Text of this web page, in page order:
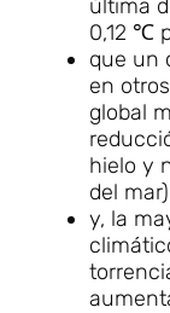
última
0,12 ℃
que un
en
global
hielo y
del
y, la